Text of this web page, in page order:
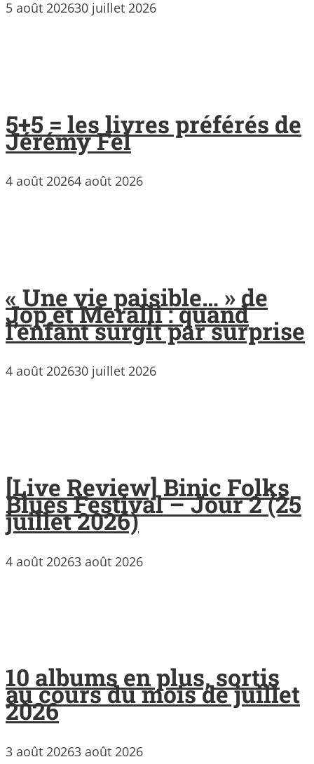
5 août 202630 juillet 2026
5+5 = les livres préférés de
Jérémy Fel
4 août 20264 août 2026
« Une vie paisible… » de
Jop et Meralli : quand
l’enfant surgit par surprise
4 août 202630 juillet 2026
[Live Review] Binic Folks
Blues Festival – Jour 2 (25
juillet 2026)
4 août 20263 août 2026
10 albums en plus, sortis
au cours du mois de juillet
2026
3 août 20263 août 2026